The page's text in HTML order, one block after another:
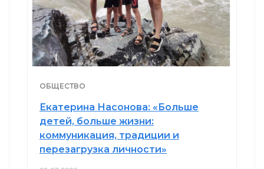
ОБЩЕСТВО
Екатерина Насонова: «Больше
детей, больше жизни:
коммуникация, традиции и
перезагрузка личности»